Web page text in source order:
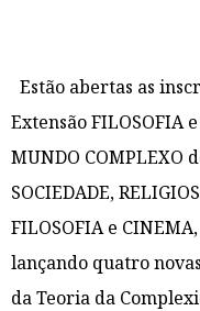
Estão abertas as
Extensão FILOSOFIA
MUNDO COMPLEXO
SOCIEDADE,
FILOSOFIA e
lançando quatro
da Teoria da